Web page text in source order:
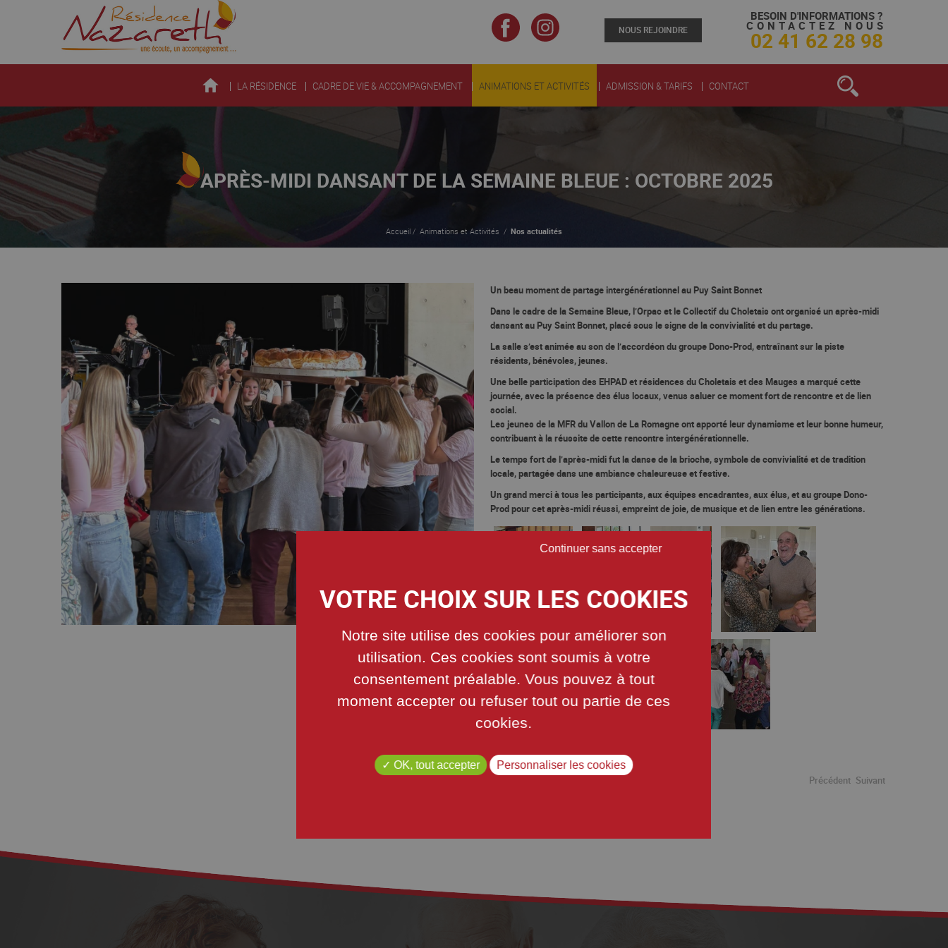
NOUS REJOINDRE
BESOIN D'INFORMATIONS ?
CONTACTEZ NOUS
02 41 62 28 98
LA RÉSIDENCE CADRE DE VIE & ACCOMPAGNEMENT ANIMATIONS ET ACTIVITÉS ADMISSION & TARIFS CONTACT
APRÈS-MIDI DANSANT DE LA SEMAINE BLEUE : OCTOBRE 2025
Accueil / Animations et Activités / Nos actualités
Un beau moment de partage intergénérationnel au Puy Saint Bonnet
Dans le cadre de laSemaine Bleue, l’Orpacet leCollectif du Choletais ont organisé unaprès-midi
dansantau Puy Saint Bonnet, placé sous le signe de la convivialité et du partage.
La salle s’est animée au son de l’accordéon dugroupe Dono-Prod, entraînant sur la piste
résidents, bénévoles, jeunes.
Unebelle participationdes EHPAD et résidences du Choletais et des Mauges a marqué cette
journée, avec la présence desélus locaux, venus saluer ce moment fort de rencontre et de lien
social.
Les jeunes de la MFR du Vallon de La Romagneont apporté leur dynamisme et leur bonne humeur,
contribuant à la réussite de cette rencontre intergénérationnelle.
Le temps fort de l’après-midi fut ladanse de la brioche, symbole de convivialité et de tradition
locale, partagée dans une ambiance chaleureuse et festive.
Un grand merci à tous les participants, aux équipes encadrantes, aux élus, et au groupe Dono-
Prodpour cetaprès-midi réussi, empreint de joie, de musique et de lien entre les générations.
Précédent Suivant
Notre site utilise des cookies pour améliorer son
utilisation. Ces cookies sont soumis à votre
consentement préalable. Vous pouvez à tout
moment accepter ou refuser tout ou partie de ces
cookies.
OK, tout accepter
Continuer sans accepter
Personnaliser les cookies